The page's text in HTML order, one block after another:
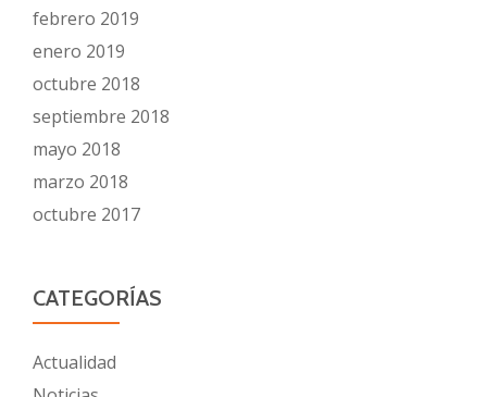
febrero 2019
enero 2019
octubre 2018
septiembre 2018
mayo 2018
marzo 2018
octubre 2017
CATEGORÍAS
Actualidad